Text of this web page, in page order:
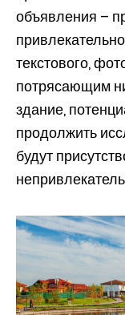
объявления –
текстового,
потрясающим
здание,
продолжить
будут